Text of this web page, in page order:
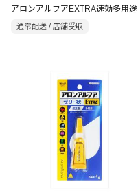
アロンアルフアEXTRA速効多用途
通常配送 / 店舗受取